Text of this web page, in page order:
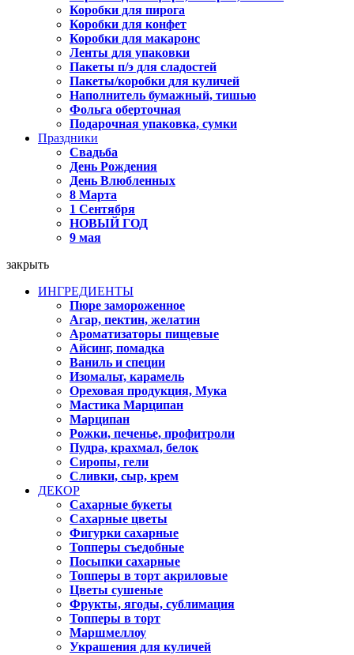
Коробки для пирога
Коробки для конфет
Коробки для макаронс
Ленты для упаковки
Пакеты п/э для сладостей
Пакеты/коробки для куличей
Наполнитель бумажный, тишью
Фольга оберточная
Подарочная упаковка, сумки
Праздники
Свадьба
День Рождения
День Влюбленных
8 Марта
1 Сентября
НОВЫЙ ГОД
9 мая
закрыть
ИНГРЕДИЕНТЫ
Пюре замороженное
Агар, пектин, желатин
Ароматизаторы пищевые
Айсинг, помадка
Ваниль и специи
Изомальт, карамель
Ореховая продукция, Мука
Мастика Марципан
Марципан
Рожки, печенье, профитроли
Пудра, крахмал, белок
Сиропы, гели
Сливки, сыр, крем
ДЕКОР
Сахарные букеты
Сахарные цветы
Фигурки сахарные
Топперы съедобные
Посыпки сахарные
Топперы в торт акриловые
Цветы сушеные
Фрукты, ягоды, сублимация
Топперы в торт
Маршмеллоу
Украшения для куличей